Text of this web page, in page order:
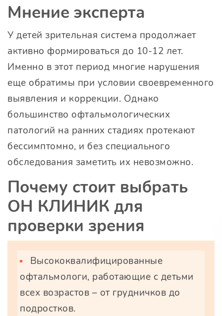
Мнение эксперта
У детей зрительная система продолжает
активно формироваться до 10-12 лет.
Именно в этот период многие нарушения
еще обратимы при условии своевременного
выявления и коррекции. Однако
большинство офтальмологических
патологий на ранних стадиях протекают
бессимптомно, и без специального
обследования заметить их невозможно.
Почему стоит выбрать
ОН КЛИНИК для
проверки зрения
Высококвалифицированные
офтальмологи, работающие с детьми
всех возрастов – от грудничков до
подростков.